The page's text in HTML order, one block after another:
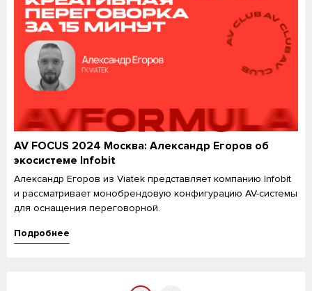
AV FOCUS 2024 Москва: Александр Егоров об
экосистеме Infobit
Александр Егоров из Viatek представляет компанию Infobit
и рассматривает монобрендовую конфигурацию AV-системы
для оснащения переговорной.
Подробнее